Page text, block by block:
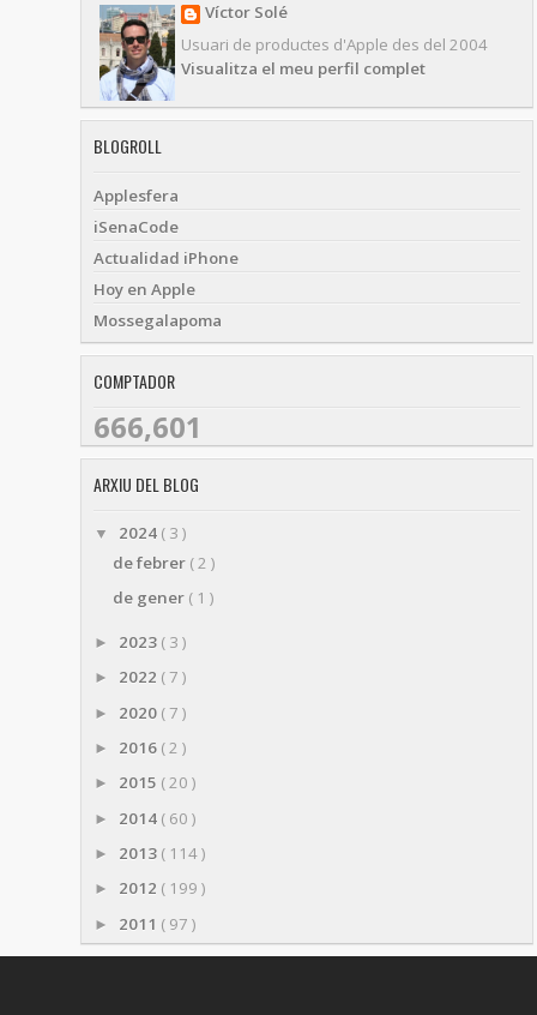
Víctor Solé
Usuari de productes d'Apple des del 2004
Visualitza el meu perfil complet
BLOGROLL
Applesfera
iSenaCode
Actualidad iPhone
Hoy en Apple
Mossegalapoma
COMPTADOR
666,601
ARXIU DEL BLOG
▼ 2024 ( 3 )
de febrer ( 2 )
de gener ( 1 )
► 2023 ( 3 )
► 2022 ( 7 )
► 2020 ( 7 )
► 2016 ( 2 )
► 2015 ( 20 )
► 2014 ( 60 )
► 2013 ( 114 )
► 2012 ( 199 )
► 2011 ( 97 )